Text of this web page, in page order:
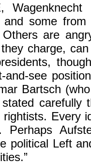
and some
Others are
charge,
see
Bartsch
carefully
Every
Perhaps
political Left